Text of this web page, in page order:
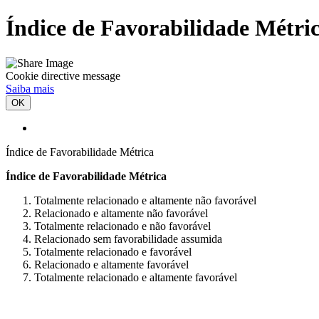
Índice de Favorabilidade
Cookie directive message
Saiba mais
Índice de Favorabilidade Métrica
Índice de Favorabilidade Métrica
Totalmente relacionado e altamente não favorável
Relacionado e altamente não favorável
Totalmente relacionado e não favorável
Relacionado sem favorabilidade assumida
Totalmente relacionado e favorável
Relacionado e altamente favorável
Totalmente relacionado e altamente favorável